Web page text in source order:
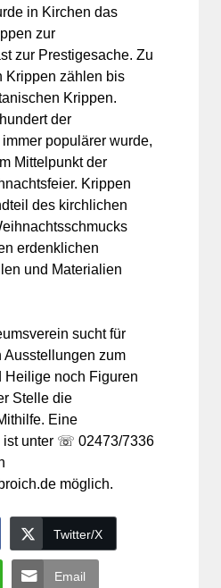
in Kirchen das
zur
zur Prestigesache. Zu
Krippen zählen bis
Krippen.
der
populärer wurde,
Mittelpunkt der
Krippen
des kirchlichen
erdenklichen
und Materialien
sucht für
Ausstellungen zum
Heilige noch Figuren
Stelle die
Eine
ist unter ☏ 02473/7336
möglich.
Twitter/X
Email